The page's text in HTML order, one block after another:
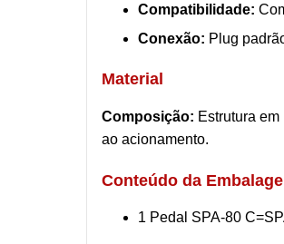
Compatibilidade:
Conexão: Plug
Material
Composição: Estrutura
ao acionamento.
Conteúdo da
1 Pedal SPA-80